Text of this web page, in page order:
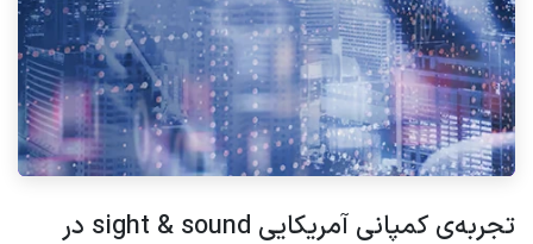
تجربه‌ی کمپانی آمریکایی sight & sound در